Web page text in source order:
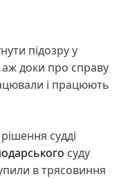
підозру у
доки про справу
і працюють
судді
суду
в трясовиння